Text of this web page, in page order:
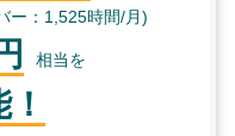
ー：1,525時間/月)
相当を